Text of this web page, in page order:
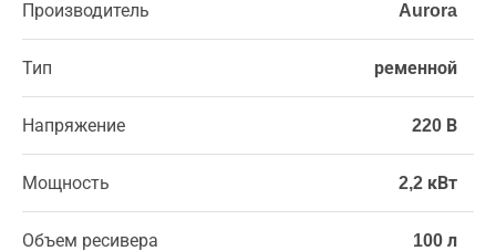
Производитель Aurora
Тип ременной
Напряжение 220 В
Мощность 2,2 кВт
Объем ресивера 100 л